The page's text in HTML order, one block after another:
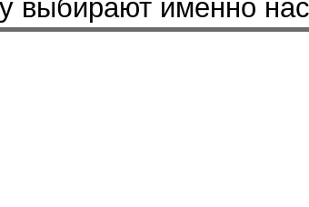
выбирают именно